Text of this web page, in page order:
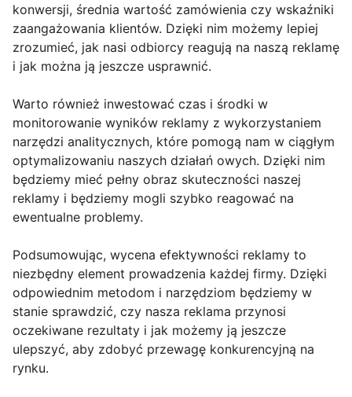
konwersji, średnia wartość zamówienia czy wskaźniki
zaangażowania klientów. Dzięki nim możemy lepiej
zrozumieć, jak nasi odbiorcy reagują na naszą reklamę
i jak można ją jeszcze usprawnić.
Warto również inwestować czas i środki w
monitorowanie wyników reklamy z wykorzystaniem
narzędzi analitycznych, które pomogą nam w ciągłym
optymalizowaniu naszych działań owych. Dzięki nim
będziemy mieć pełny obraz skuteczności naszej
reklamy i będziemy mogli szybko reagować na
ewentualne problemy.
Podsumowując, wycena efektywności reklamy to
niezbędny element prowadzenia każdej firmy. Dzięki
odpowiednim metodom i narzędziom będziemy w
stanie sprawdzić, czy nasza reklama przynosi
oczekiwane rezultaty i jak możemy ją jeszcze
ulepszyć, aby zdobyć przewagę konkurencyjną na
rynku.